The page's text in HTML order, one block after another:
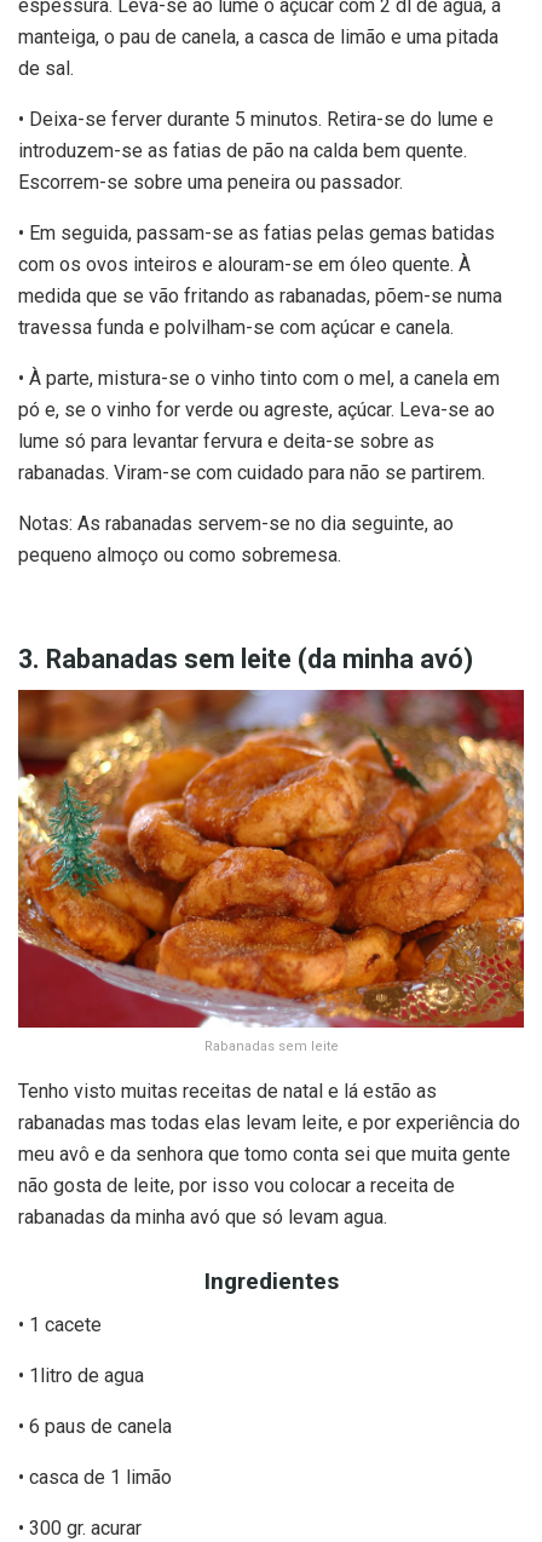
espessura. Leva-se ao lume o açúcar com 2 dl de água, a
manteiga, o pau de canela, a casca de limão e uma pitada
de sal.
• Deixa-se ferver durante 5 minutos. Retira-se do lume e
introduzem-se as fatias de pão na calda bem quente.
Escorrem-se sobre uma peneira ou passador.
• Em seguida, passam-se as fatias pelas gemas batidas
com os ovos inteiros e alouram-se em óleo quente. À
medida que se vão fritando as rabanadas, põem-se numa
travessa funda e polvilham-se com açúcar e canela.
• À parte, mistura-se o vinho tinto com o mel, a canela em
pó e, se o vinho for verde ou agreste, açúcar. Leva-se ao
lume só para levantar fervura e deita-se sobre as
rabanadas. Viram-se com cuidado para não se partirem.
Notas: As rabanadas servem-se no dia seguinte, ao
pequeno almoço ou como sobremesa.
3. Rabanadas sem leite (da minha avó)
Rabanadas sem leite
Tenho visto muitas receitas de natal e lá estão as
rabanadas mas todas elas levam leite, e por experiência do
meu avô e da senhora que tomo conta sei que muita gente
não gosta de leite, por isso vou colocar a receita de
rabanadas da minha avó que só levam agua.
Ingredientes
• 1 cacete
• 1litro de agua
• 6 paus de canela
• casca de 1 limão
• 300 gr. acurar